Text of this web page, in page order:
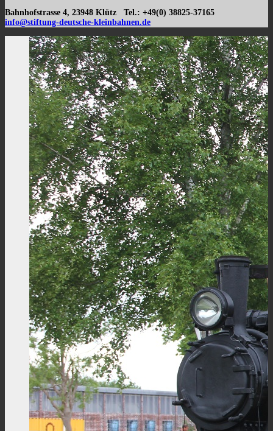
Bahnhofstrasse 4, 23948 Klütz Tel.: +49(0) 38825-37165
info@stiftung-deutsche-kleinbahnen.de